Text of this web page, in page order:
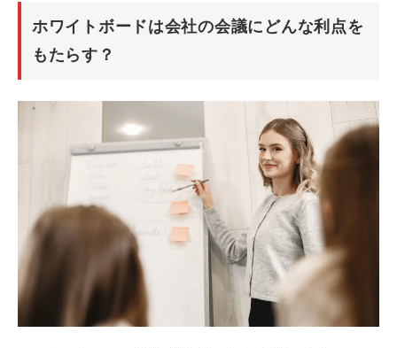
ホワイトボードは会社の会議にどんな利点を
もたらす？